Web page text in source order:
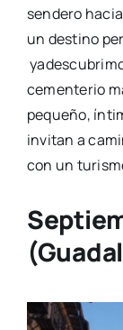
sendero
un destino
cementerio
pequeño,
invitan a
con un
(